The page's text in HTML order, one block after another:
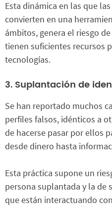
Esta dinámica en las que
convierten en una
ámbitos, genera el riesgo
tienen suficientes recursos
tecnologías.
3. Suplantación de
Se han reportado muchos
perfiles falsos, idénticos a
de hacerse pasar por ellos
desde dinero hasta
Esta práctica supone un
persona suplantada y la de
que están interactuando